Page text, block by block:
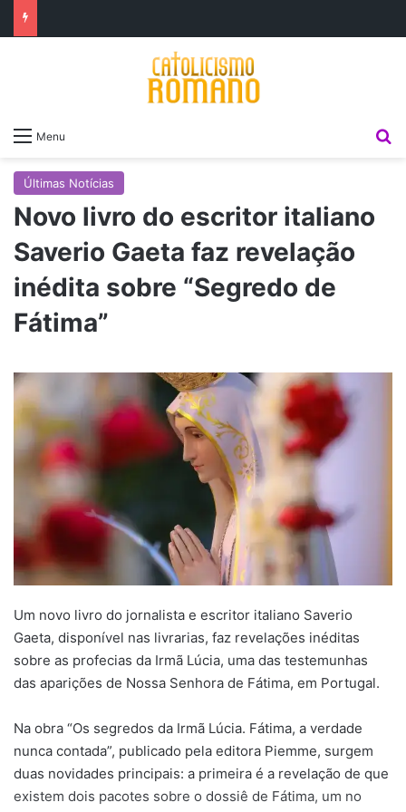
Menu
Últimas Notícias
Novo livro do escritor italiano
Saverio Gaeta faz revelação
inédita sobre “Segredo de
Fátima”
Um novo livro do jornalista e escritor italiano Saverio
Gaeta, disponível nas livrarias, faz revelações inéditas
sobre as profecias da Irmã Lúcia, uma das testemunhas
das aparições de Nossa Senhora de Fátima, em Portugal.
Na obra “Os segredos da Irmã Lúcia. Fátima, a verdade
nunca contada”, publicado pela editora Piemme, surgem
duas novidades principais: a primeira é a revelação de que
existem dois pacotes sobre o dossiê de Fátima, um no